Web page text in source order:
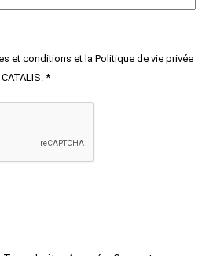
et conditions et la Politique de vie privée
*